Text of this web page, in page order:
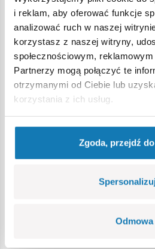
i reklam, aby oferować funkcje
analizować ruch w naszej
korzystasz z naszej witryny,
społecznościowym,
Partnerzy mogą połączyć te
otrzymanymi od Ciebie lub
korzystania z ich usług.
Zgoda, przejdź
Spersonalizuj
Odmowa
tradycją,
spełniają normy
dla dzieci,
w pełni kompatybilne z innymi
konstrukcyjnych,
zastosowano tylko trwałe
czytelna i intuicyjna instrukcja
ikonach,
figurka dowódcy pojazdu,
tabliczka z nazwą
skala 1:28,
wymiary modelu (dł x szer x wys):